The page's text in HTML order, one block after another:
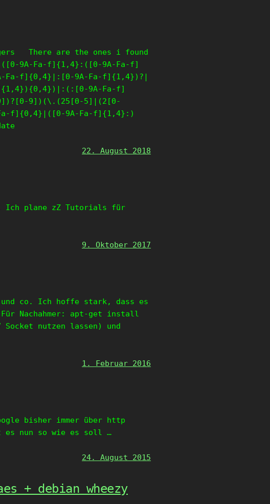
There are the ones i found
9A-Fa-f]{1,4}:([0-9A-Fa-f]
Fa-f]{0,4}|:[0-9A-Fa-f]{1,4})?|
9A-Fa-f]
9])(\.(25[0-5]|(2[0-
f]{0,4}|([0-9A-Fa-f]{1,4}:)
22. August 2018
Ich plane zZ Tutorials für
9. Oktober 2017
und co. Ich hoffe stark, dass es
Nachahmer: apt-get install
Socket nutzen lassen) und
1. Februar 2016
bisher immer über http
es nun so wie es soll …
24. August 2015
+ debian wheezy